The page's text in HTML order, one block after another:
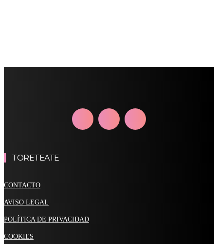
TORETEATE
CONTACTO
AVISO LEGAL
POLÍTICA DE PRIVACIDAD
COOKIES